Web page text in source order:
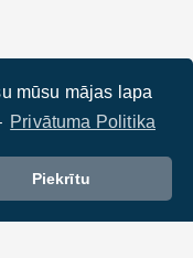
mūsu mājas lapa
Privātuma Politika
Piekrītu